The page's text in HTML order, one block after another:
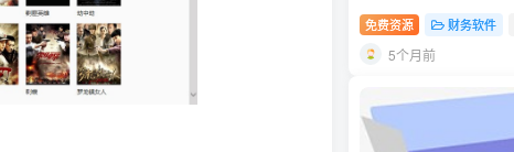
免费资源 财务软件
5个月前